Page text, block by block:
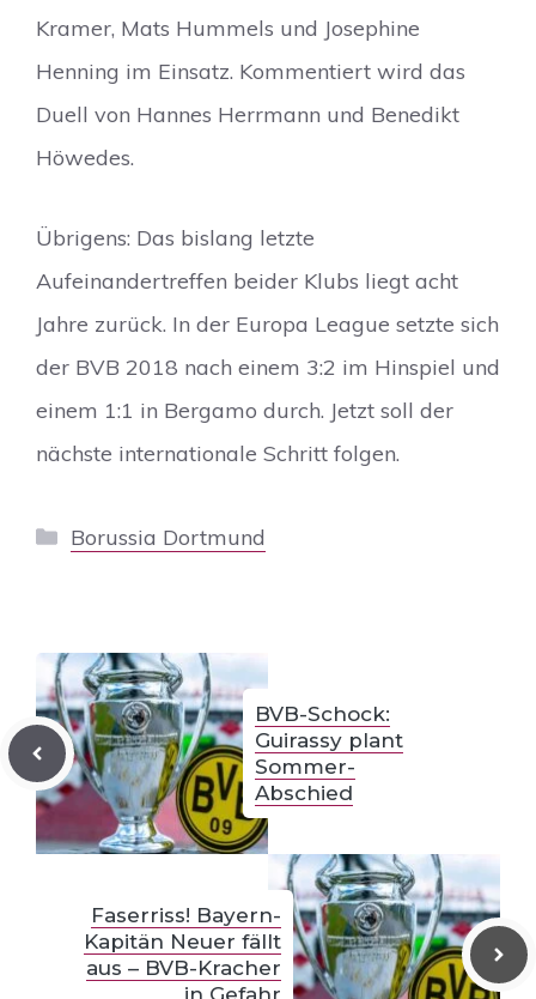
Kramer, Mats Hummels und Josephine
Henning im Einsatz. Kommentiert wird das
Duell von Hannes Herrmann und Benedikt
Höwedes.
Übrigens: Das bislang letzte
Aufeinandertreffen beider Klubs liegt acht
Jahre zurück. In der Europa League setzte sich
der BVB 2018 nach einem 3:2 im Hinspiel und
einem 1:1 in Bergamo durch. Jetzt soll der
nächste internationale Schritt folgen.
Kategorien
Borussia Dortmund
BVB-Schock:
Guirassy plant
Sommer-
Abschied
Faserriss! Bayern-
Kapitän Neuer fällt
aus – BVB-Kracher
in Gefahr